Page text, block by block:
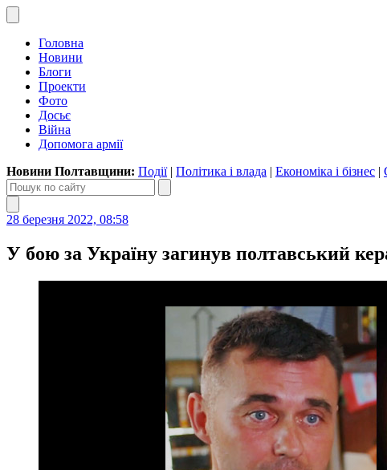
Головна
Новини
Блоги
Проекти
Фото
Досьє
Війна
Допомога армії
Новини Полтавщини: Події| Політика і влада | Економіка і бізнес |
28 березня 2022, 08:58
У бою за Україну загинув полтавський